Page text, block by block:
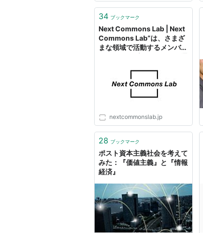
34 ブックマーク
Next Commons Lab | Next
Commons Lab”は、さまざ
まな領域で活動するメンバー
ら、 ポスト資本主義社会を
具現化する議論と実行の場で
nextcommonslab.jp
28 ブックマーク
ポスト資本主義社会を考えて
みた：『価値主義』と『情報
経済』